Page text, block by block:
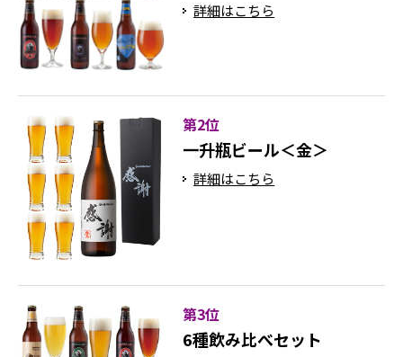
詳細はこちら
第2位
一升瓶ビール＜金＞
詳細はこちら
第3位
6種飲み比べセット